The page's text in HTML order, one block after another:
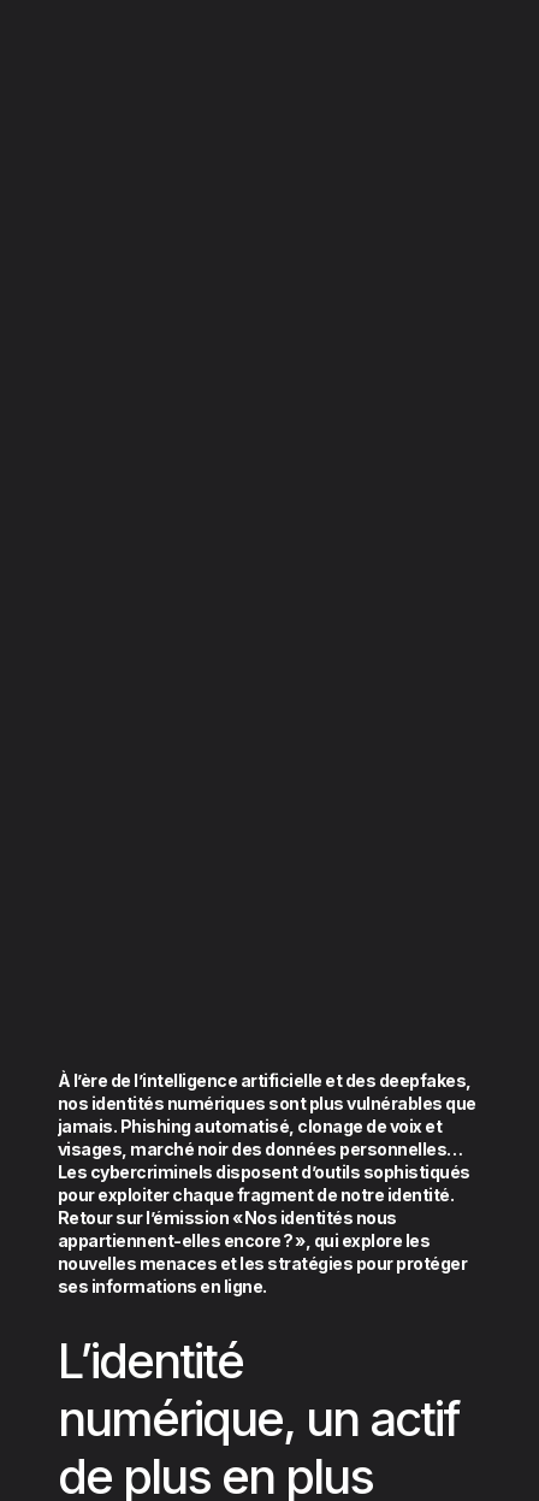
À l’ère de l’intelligence artificielle et des deepfakes,
nos identités numériques sont plus vulnérables que
jamais. Phishing automatisé, clonage de voix et
visages, marché noir des données personnelles…
Les cybercriminels disposent d’outils sophistiqués
pour exploiter chaque fragment de notre identité.
Retour sur l’émission « Nos identités nous
appartiennent-elles encore ? », qui explore les
nouvelles menaces et les stratégies pour protéger
ses informations en ligne.
L’identité
numérique, un actif
de plus en plus